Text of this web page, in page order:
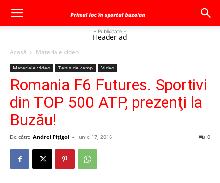
- Publicitate -
Header ad
Acasă Materiale video
Materiale video Tenis de camp Video
Romania F6 Futures. Sportivi
din TOP 500 ATP, prezenţi la
Buzău!
De către Andrei Pițigoi - iunie 17, 2016 0